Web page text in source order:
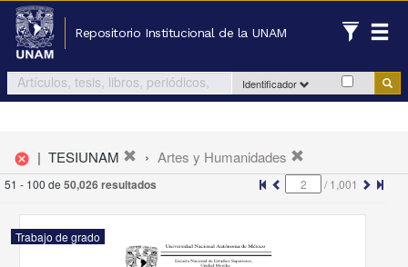
Repositorio Institucional de la UNAM
Identificador
cancel | TESIUNAM Artes y Humanidades
51 - 100 de 50,026 resultados /1,001
Trabajo de grado